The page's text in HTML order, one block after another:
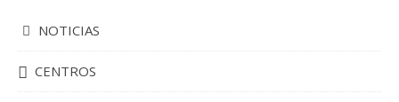
NOTICIAS
CENTROS